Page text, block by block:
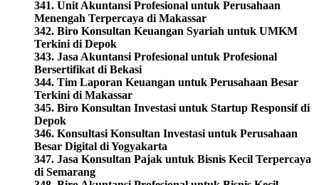
341. Unit Akuntansi Profesional untuk Perusahaan
Menengah Terpercaya di Makassar
342. Biro Konsultan Keuangan Syariah untuk UMKM
Terkini di Depok
343. Jasa Akuntansi Profesional untuk Profesional
Bersertifikat di Bekasi
344. Tim Laporan Keuangan untuk Perusahaan Besar
Terkini di Makassar
345. Biro Konsultan Investasi untuk Startup Responsif di
Depok
346. Konsultasi Konsultan Investasi untuk Perusahaan
Besar Digital di Yogyakarta
347. Jasa Konsultan Pajak untuk Bisnis Kecil Terpercaya
di Semarang